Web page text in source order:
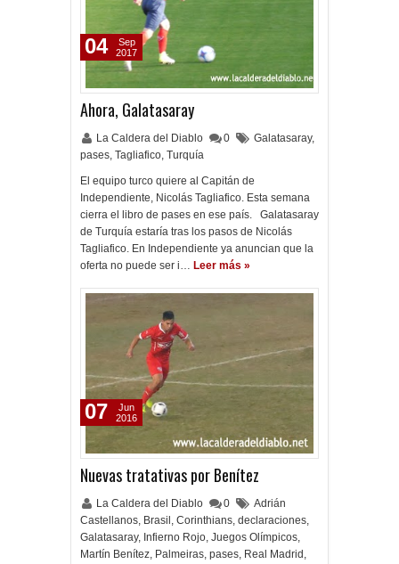
Ahora, Galatasaray
La Caldera del Diablo 0 Galatasaray,
pases, Tagliafico, Turquía
El equipo turco quiere al Capitán de
Independiente, Nicolás Tagliafico. Esta semana
cierra el libro de pases en ese país. Galatasaray
de Turquía estaría tras los pasos de Nicolás
Tagliafico. En Independiente ya anuncian que la
oferta no puede ser i… Leer más »
04
Sep
2017
Nuevas tratativas por Benítez
La Caldera del Diablo 0
Adrián
Castellanos, Brasil , Corinthians, declaraciones,
Galatasaray, Infierno Rojo, Juegos Olímpicos,
Martín Benítez, Palmeiras, pases, Real Madrid ,
07
Jun
2016